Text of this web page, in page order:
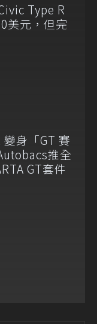
Type R
美元，但完
身「GT 賽
推全
GT套件